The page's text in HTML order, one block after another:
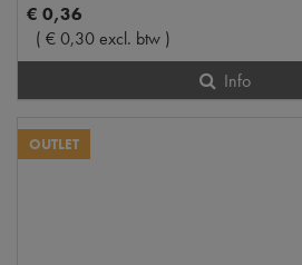
€ 0,36
( €0,30excl. btw )
Info
OUTLET